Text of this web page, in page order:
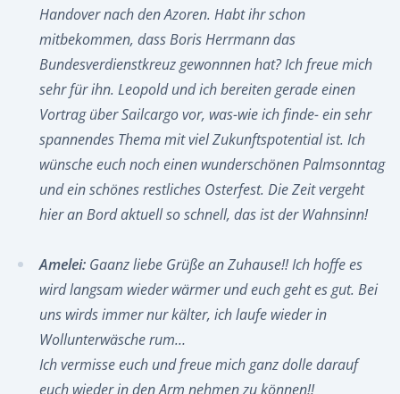
Handover nach den Azoren. Habt ihr schon
mitbekommen, dass Boris Herrmann das
Bundesverdienstkreuz gewonnnen hat? Ich freue mich
sehr für ihn. Leopold und ich bereiten gerade einen
Vortrag über Sailcargo vor, was-wie ich finde- ein sehr
spannendes Thema mit viel Zukunftspotential ist. Ich
wünsche euch noch einen wunderschönen Palmsonntag
und ein schönes restliches Osterfest. Die Zeit vergeht
hier an Bord aktuell so schnell, das ist der Wahnsinn!
Amelei: Gaanz liebe Grüße an Zuhause!! Ich hoffe es
wird langsam wieder wärmer und euch geht es gut. Bei
uns wirds immer nur kälter, ich laufe wieder in
Wollunterwäsche rum…
Ich vermisse euch und freue mich ganz dolle darauf
euch wieder in den Arm nehmen zu können!!